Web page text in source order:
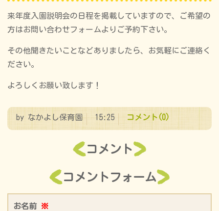
来年度入園説明会の日程を掲載していますので、ご希望の
方はお問い合わせフォームよりご予約下さい。
その他聞きたいことなどありましたら、お気軽にご連絡く
ださい。
よろしくお願い致します！
by なかよし保育園 15:25 コメント(0)
コメント
コメントフォーム
お名前 ※